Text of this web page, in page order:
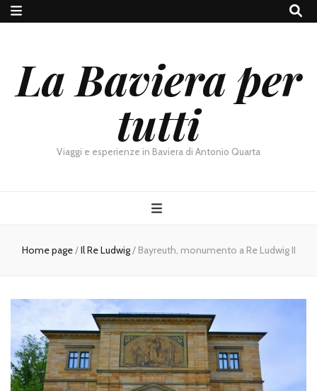
La Baviera per
tutti
Viaggi e esperienze in Baviera di Antonio Quarta
Home page/Il Re Ludwig/ Bayreuth, monumento a Re Ludwig II